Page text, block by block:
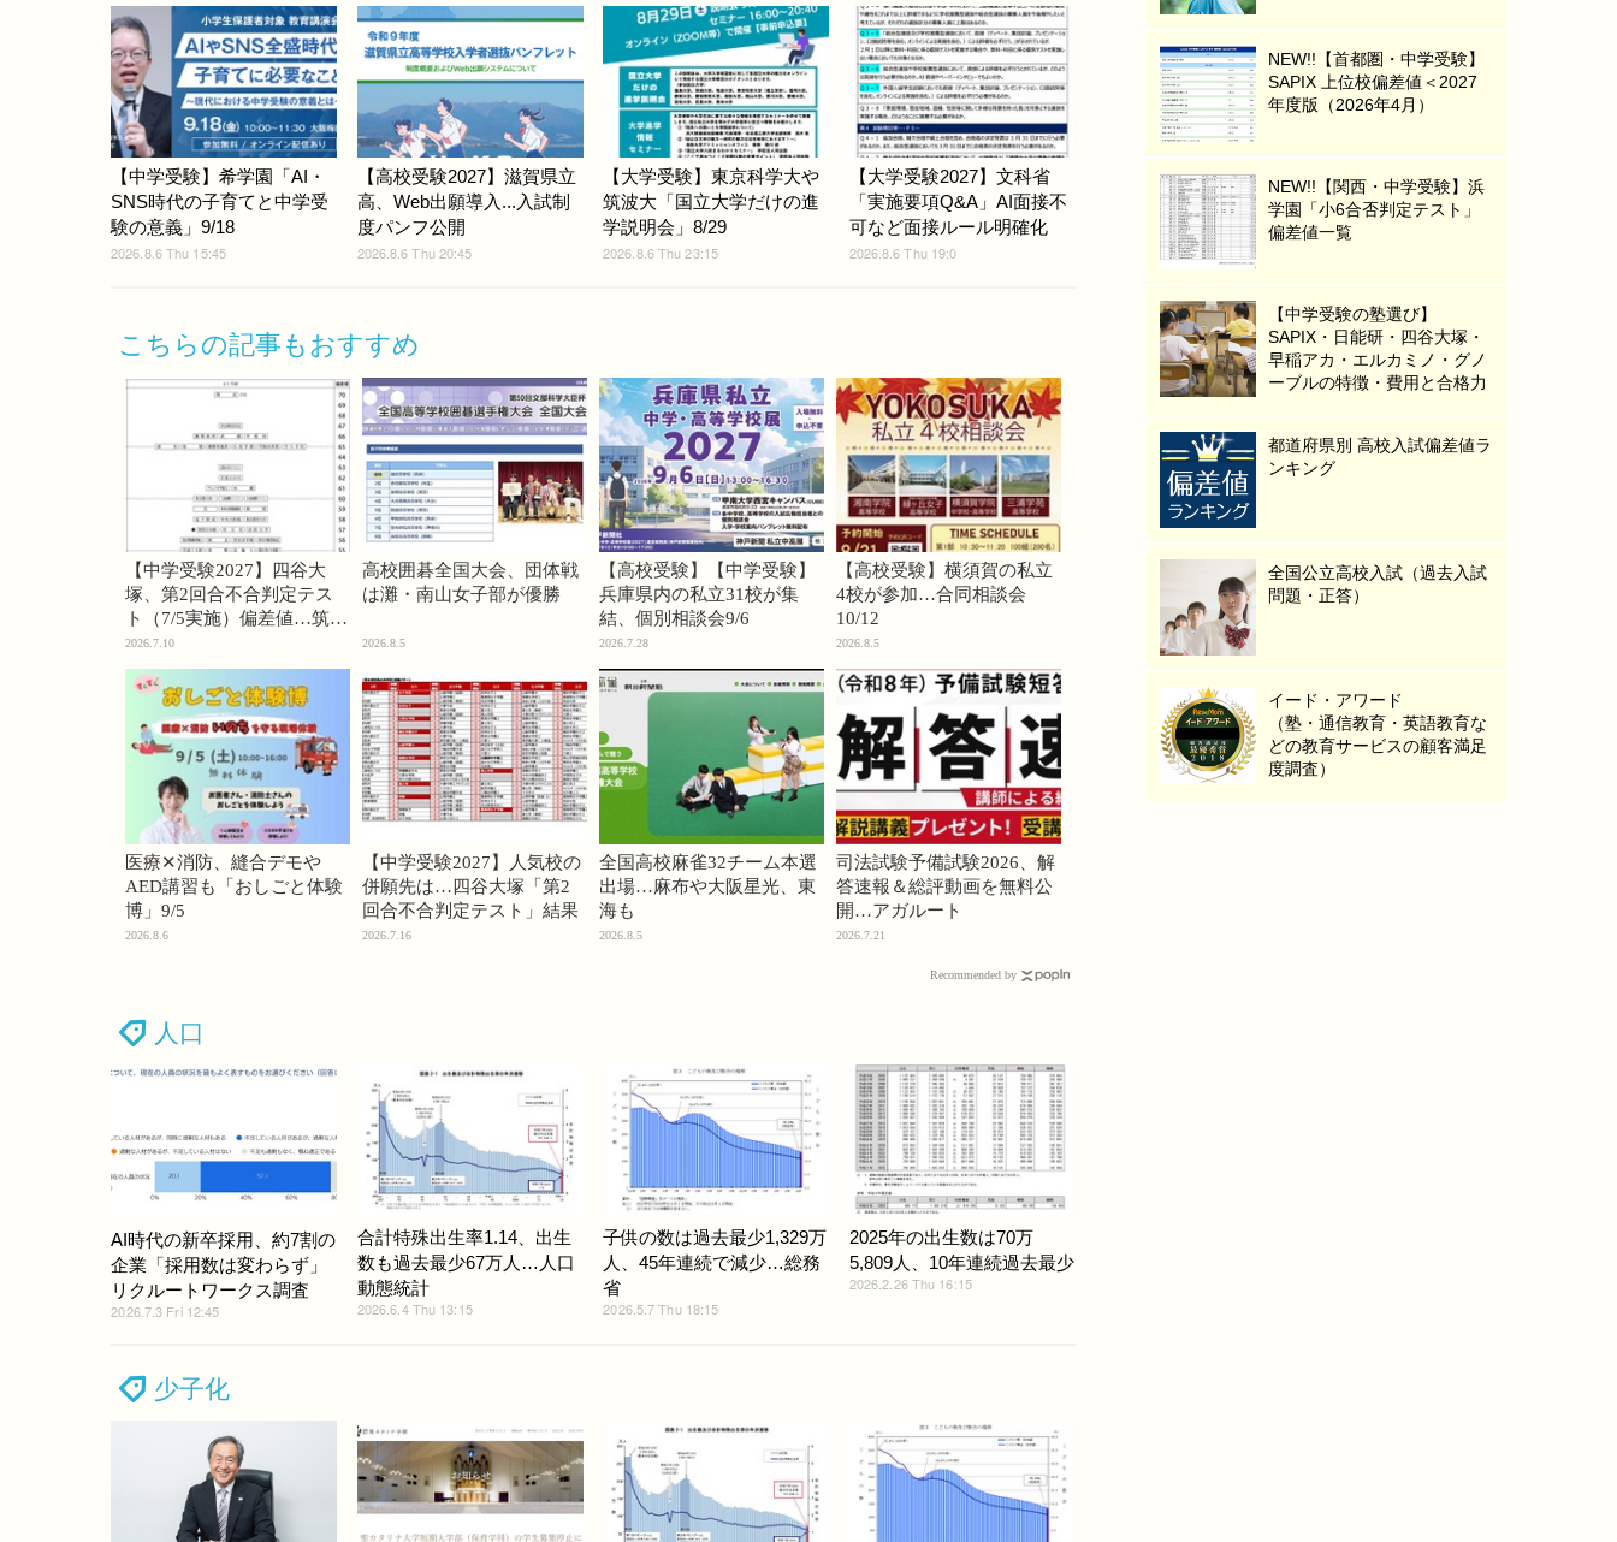
【中学受験】希学園「AI・
SNS時代の子育てと中学受
験の意義」9/18
2026.8.6 Thu 15:45
【高校受験2027】滋賀県立
高、Web出願導入...入試制
度パンフ公開
2026.8.6 Thu 20:45
【大学受験】東京科学大や
筑波大「国立大学だけの進
学説明会」8/29
2026.8.6 Thu 23:15
【大学受験2027】文科省
「実施要項Q&A」AI面接不
可など面接ルール明確化
2026.8.6 Thu 19:0
こちらの記事もおすすめ
【中学受験2027】四谷大
塚、第2回合不合判定テス
ト（7/5実施）偏差値…筑駒
74・桜蔭70＜PR＞
2026.7.10
高校囲碁全国大会、団体戦
は灘・南山女子部が優勝
2026.8.5
【高校受験】【中学受験】
兵庫県内の私立31校が集
結、個別相談会9/6
2026.7.28
【高校受験】横須賀の私立
4校が参加…合同相談会
10/12
2026.8.5
医療✕消防、縫合デモや
AED講習も「おしごと体験
博」9/5
2026.8.6
【中学受験2027】人気校の
併願先は…四谷大塚「第2
回合不合判定テスト」結果
2026.7.16
全国高校麻雀32チーム本選
出場…麻布や大阪星光、東
海も
2026.8.5
司法試験予備試験2026、解
答速報＆総評動画を無料公
開…アガルート
2026.7.21
Recommended by
人口
AI時代の新卒採用、約7割の
企業「採用数は変わらず」
リクルートワークス調査
2026.7.3 Fri 12:45
合計特殊出生率1.14、出生
数も過去最少67万人…人口
動態統計
2026.6.4 Thu 13:15
子供の数は過去最少1,329万
人、45年連続で減少…総務
省
2026.5.7 Thu 18:15
2025年の出生数は70万
5,809人、10年連続過去最少
2026.2.26 Thu 16:15
少子化
NEW!!【首都圏・中学受験】
SAPIX 上位校偏差値＜2027
年度版（2026年4月）
NEW!!【関西・中学受験】浜
学園「小6合否判定テスト」
偏差値一覧
【中学受験の塾選び】
SAPIX・日能研・四谷大塚・
早稲アカ・エルカミノ・グノ
ーブルの特徴・費用と合格力
都道府県別 高校入試偏差値ラ
ンキング
全国公立高校入試（過去入試
問題・正答）
イード・アワード
（塾・通信教育・英語教育な
どの教育サービスの顧客満足
度調査）